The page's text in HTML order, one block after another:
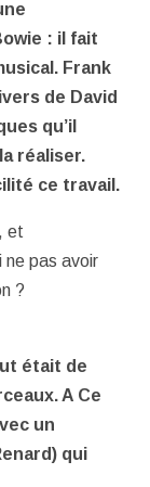
: il fait
Frank
de David
qu’il
réaliser.
ce travail.
et
ne pas avoir
?
était de
A Ce
un
qui